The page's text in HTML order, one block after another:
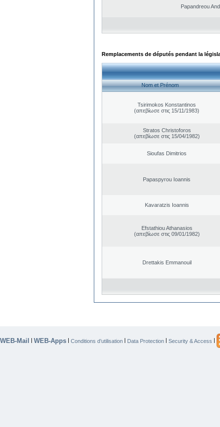
Papandreou
Remplacements de députés pendant la
Nom et Prénom
Tsirimokos Konstantinos
(απεβίωσε στις 15/11/1983)
Stratos Christoforos
(απεβίωσε στις 15/04/1982)
Sioufas Dimitrios
Papaspyrou Ioannis
Kavaratzis Ioannis
Efstathiou Athanasios
(απεβίωσε στις 09/01/1982)
Drettakis Emmanouil
WEB-Mail | WEB-Apps | Conditions d’utilisation | Data Protection | Security & Access |